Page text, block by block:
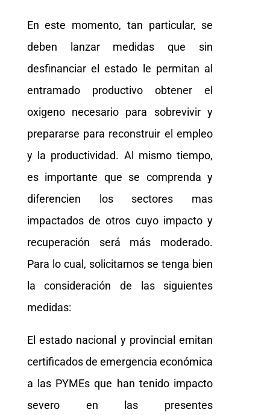
En este momento, tan particular, se
deben lanzar medidas que sin
desfinanciar el estado le permitan al
entramado productivo obtener el
oxigeno necesario para sobrevivir y
prepararse para reconstruir el empleo
y la productividad. Al mismo tiempo,
es importante que se comprenda y
diferencien los sectores mas
impactados de otros cuyo impacto y
recuperación será más moderado.
Para lo cual, solicitamos se tenga bien
la consideración de las siguientes
medidas:
El estado nacional y provincial emitan
certificados de emergencia económica
a las PYMEs que han tenido impacto
severo en las presentes